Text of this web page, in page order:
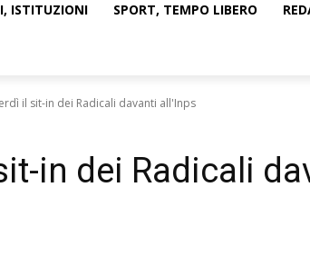
ISTITUZIONI SPORT, TEMPO LIBERO
il sit-in dei Radicali davanti all'Inps
in dei Radicali